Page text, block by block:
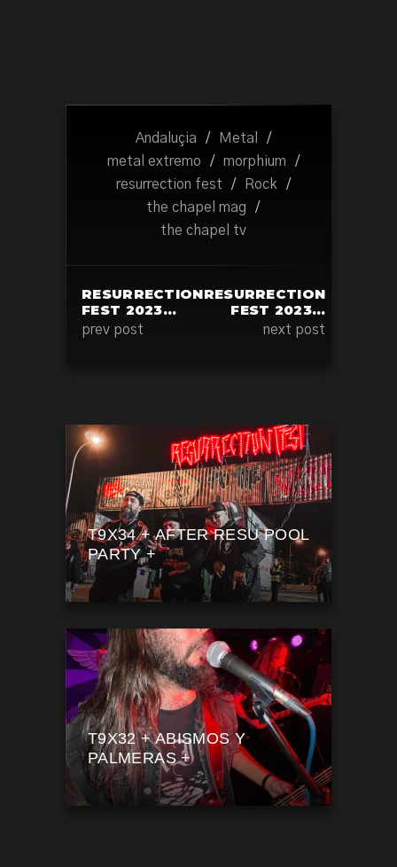
Andaluçia / Metal
/
metal extremo
/ morphium
/
resurrection fest
/ Rock
/
the chapel mag
/
the chapel tv
RESURRECTION
FEST 2023…
prev post
RESURRECTION
FEST 2023…
next post
T9X34 + AFTER RESU POOL
PARTY +
T9X32 + ABISMOS Y
PALMERAS +